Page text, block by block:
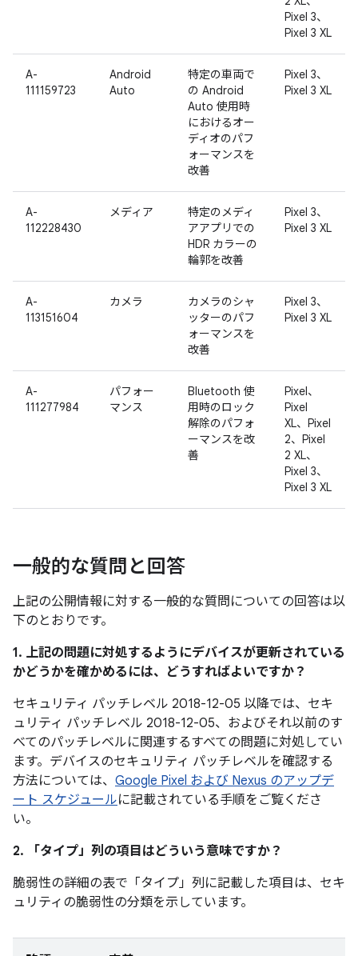
Pixel 3、
Pixel 3 XL
A-
111159723
Android
Auto
特定の車両で
の Android
Auto 使用時
におけるオー
ディオのパフ
ォーマンスを
改善
Pixel 3、
Pixel 3 XL
A-
112228430
メディア
特定のメディ
アアプリでの
HDR カラーの
輪郭を改善
Pixel 3、
Pixel 3 XL
A-
113151604
カメラ
カメラのシャ
ッターのパフ
ォーマンスを
改善
Pixel 3、
Pixel 3 XL
A-
111277984
パフォー
マンス
Bluetooth 使
用時のロック
解除のパフォ
ーマンスを改
善
Pixel、
Pixel
XL、Pixel
2、Pixel
2 XL、
Pixel 3、
Pixel 3 XL
一般的な質問と回答
上記の公開情報に対する一般的な質問についての回答は以
下のとおりです。
1. 上記の問題に対処するようにデバイスが更新されている
かどうかを確かめるには、どうすればよいですか？
セキュリティ パッチレベル 2018-12-05 以降では、セキ
ュリティ パッチレベル 2018-12-05、およびそれ以前のす
べてのパッチレベルに関連するすべての問題に対処してい
ます。デバイスのセキュリティ パッチレベルを確認する
方法については、 Google Pixel および Nexus のアップデ
ート スケジュールに記載されている手順をご覧くださ
い。
2. 「タイプ」 列の項目はどういう意味ですか？
脆弱性の詳細の表で「タイプ」 列に記載した項目は、セキ
ュリティの脆弱性の分類を示しています。